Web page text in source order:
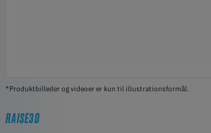
*Produktbilleder og videoer er kun til illustrationsformål.
RAISE3D